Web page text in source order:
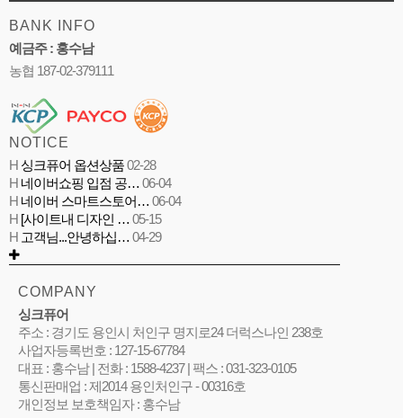
BANK INFO
예금주 : 홍수남
농협 187-02-379111
NOTICE
H 싱크퓨어 옵션상품02-28
H 네이버쇼핑 입점 공… 06-04
H 네이버 스마트스토어… 06-04
H [사이트내 디자인 … 05-15
H 고객님...안녕하십… 04-29
COMPANY
싱크퓨어
주소 : 경기도 용인시 처인구 명지로24 더럭스나인 238호
사업자등록번호 : 127-15-67784
대표 : 홍수남 | 전화 : 1588-4237 | 팩스 : 031-323-0105
통신판매업 : 제2014 용인처인구 - 00316호
개인정보 보호책임자 : 홍수남